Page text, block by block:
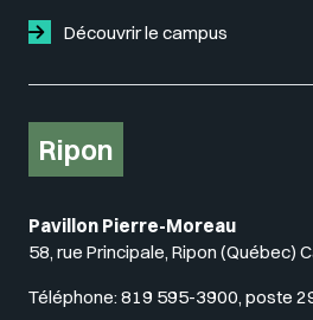
Découvrir le campus
Ripon
Pavillon Pierre-Moreau
58, rue Principale, Ripon (Québec)
Téléphone: 819 595-3900, poste